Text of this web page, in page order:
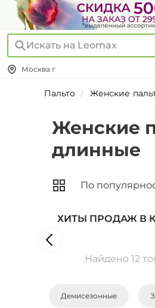
Искать на Leomax
Москва г
Пальто Женские
Женские
длинные
ХИТЫ ПРОДАЖ В
Найдено 12
Демисезонные